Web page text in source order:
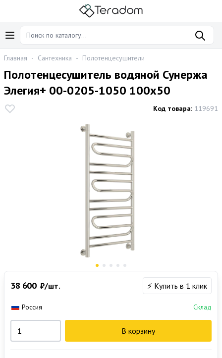
Главная - Сантехника - Полотенцесушители
Полотенцесушитель водяной Сунержа
Элегия+ 00-0205-1050 100x50
Код товара: 119691
38 600 ₽/шт. ⚡ Купить в 1 клик
Россия Склад
В корзину